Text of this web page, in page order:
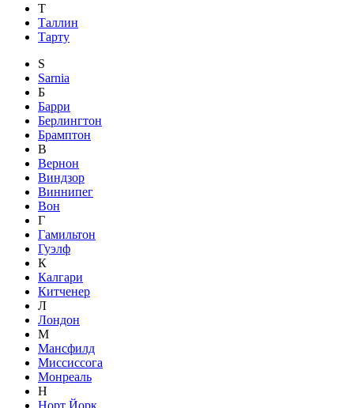
Т
Таллин
Тарту
S
Sarnia
Б
Барри
Берлингтон
Брамптон
В
Вернон
Виндзор
Виннипег
Вон
Г
Гамильтон
Гуэлф
К
Калгари
Китченер
Л
Лондон
М
Мансфилд
Миссиссога
Монреаль
Н
Норт Йорк